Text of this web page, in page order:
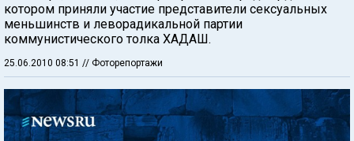
котором приняли участие представители сексуальных
меньшинств и леворадикальной партии
коммунистического толка ХАДАШ.
25.06.2010 08:51 // Фоторепортажи